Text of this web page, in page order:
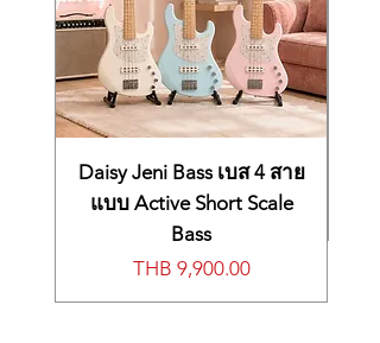
Daisy Jeni Bass เบส 4 สาย
แบบ Active Short Scale
Bass
Price
THB 9,900.00